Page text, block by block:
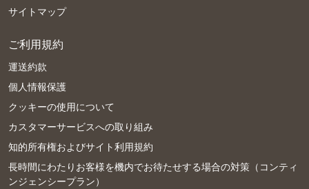
サイトマップ
ご利用規約
運送約款
個人情報保護
クッキーの使用について
カスタマーサービスへの取り組み
知的所有権およびサイト利用規約
長時間にわたりお客様を機内でお待たせする場合の対策（コンティ
ンジェンシープラン）